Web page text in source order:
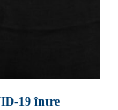
19 între